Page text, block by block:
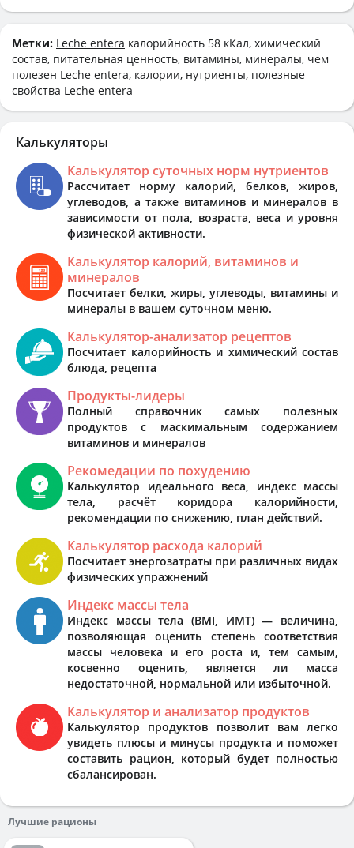
Метки: Leche entera калорийность 58 кКал, химический
состав, питательная ценность, витамины, минералы, чем
полезен Leche entera, калории, нутриенты, полезные
свойства Leche entera
Калькуляторы
Калькулятор суточных норм нутриентов
Рассчитает норму калорий, белков, жиров,
углеводов, а также витаминов и минералов в
зависимости от пола, возраста, веса и уровня
физической активности.
Калькулятор калорий, витаминов и
минералов
Посчитает белки, жиры, углеводы, витамины и
минералы в вашем суточном меню.
Калькулятор-анализатор рецептов
Посчитает калорийность и химический состав
блюда, рецепта
Продукты-лидеры
Полный справочник самых полезных
продуктов с маскимальным содержанием
витаминов и минералов
Рекомедации по похудению
Калькулятор идеального веса, индекс массы
тела, расчёт коридора калорийности,
рекомендации по снижению, план действий.
Калькулятор расхода калорий
Посчитает энергозатраты при различных видах
физических упражнений
Индекс массы тела
Индекс массы тела (BMI, ИМТ) — величина,
позволяющая оценить степень соответствия
массы человека и его роста и, тем самым,
косвенно оценить, является ли масса
недостаточной, нормальной или избыточной.
Калькулятор и анализатор продуктов
Калькулятор продуктов позволит вам легко
увидеть плюсы и минусы продукта и поможет
составить рацион, который будет полностью
сбалансирован.
Лучшие рационы